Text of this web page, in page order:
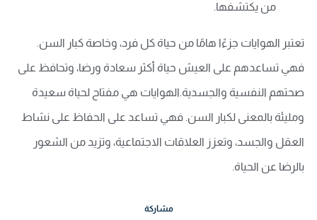
من يكتشفها.
تعتبر الهوايات جزءًا هامًا من حياة كل فرد، وخاصة كبار السن.
فهي تساعدهم على العيش حياة أكثر سعادة ورضا، وتحافظ على
صحتهم النفسية والجسدية.الهوايات هي مفتاح لحياة سعيدة
ومليئة بالمعنى لكبار السن. فهي تساعد على الحفاظ على نشاط
العقل والجسد، وتعزز العلاقات الاجتماعية، وتزيد من الشعور
بالرضا عن الحياة.
مشاركة